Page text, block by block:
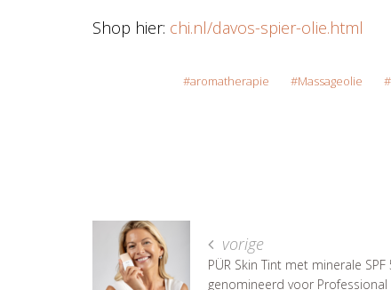
Shop hier: chi.nl/davos-spier-olie.html
aromatherapie Massageolie
vorige
PÜR Skin Tint met minerale SPF
genomineerd voor Professional